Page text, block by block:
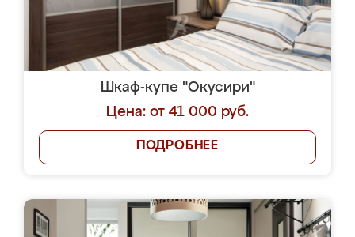
Шкаф-купе "Окусири"
Цена: от 41 000 руб.
ПОДРОБНЕЕ